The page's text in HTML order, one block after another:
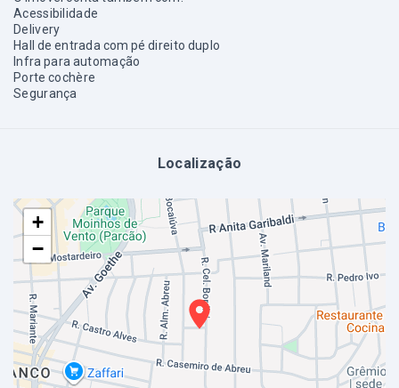
Acessibilidade
Delivery
Hall de entrada com pé direito duplo
Infra para automação
Porte cochère
Segurança
Localização
+
−